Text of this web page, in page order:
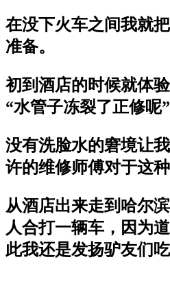
在没下火车之间我就
准备。
初到酒店的时候就体
“水管子冻裂了正修呢
没有洗脸水的窘境让
许的维修师傅对于这
从酒店出来走到哈尔
人合打一辆车，因为
此我还是发扬驴友们